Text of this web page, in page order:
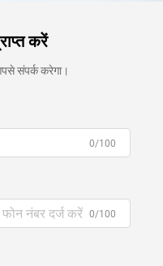
करें
संपर्क करेगा।
0/100
0/100